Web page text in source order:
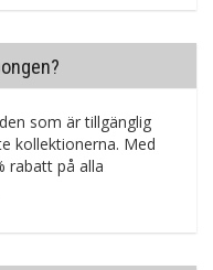
som är tillgänglig
kollektionerna. Med
rabatt på alla